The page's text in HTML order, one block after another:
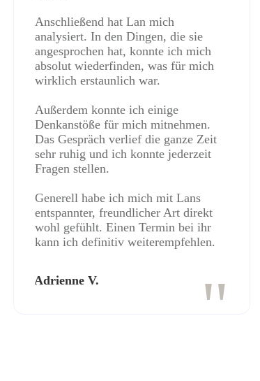
Anschließend hat Lan mich
analysiert. In den Dingen, die sie
angesprochen hat, konnte ich mich
absolut wiederfinden, was für mich
wirklich erstaunlich war.
Außerdem konnte ich einige
Denkanstöße für mich mitnehmen.
Das Gespräch verlief die ganze Zeit
sehr ruhig und ich konnte jederzeit
Fragen stellen.
Generell habe ich mich mit Lans
entspannter, freundlicher Art direkt
wohl gefühlt. Einen Termin bei ihr
kann ich definitiv weiterempfehlen.
Adrienne V. "